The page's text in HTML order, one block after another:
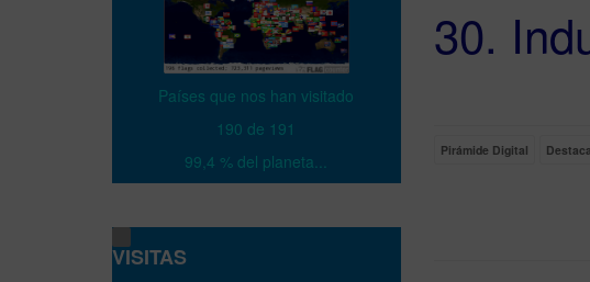
30.
Pirámide Digital
Países que nos han visitado
190 de 191
99,4 % del planeta...
VISITAS